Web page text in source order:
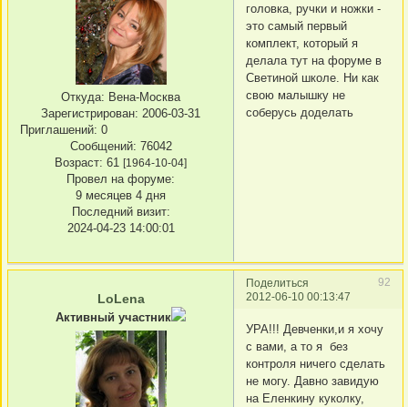
Откуда: Вена-Москва
Зарегистрирован: 2006-03-31
Приглашений: 0
Сообщений: 76042
Возраст: 61 [1964-10-04]
Провел на форуме:
9 месяцев 4 дня
Последний визит:
2024-04-23 14:00:01
головка, ручки и ножки -
это самый первый
комплект, который я
делала тут на форуме в
Светиной школе. Ни как
свою малышку не
соберусь доделать
Поделиться
92
2012-06-10 00:13:47
LoLena
Активный участник
УРА!!! Девченки,и я хочу
с вами, а то я без
контроля ничего сделать
не могу. Давно завидую
на Еленкину куколку,